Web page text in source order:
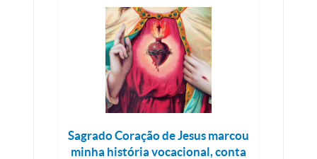
Sagrado Coração de Jesus marcou
minha história vocacional, conta